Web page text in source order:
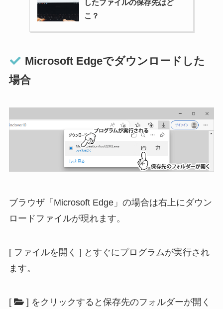
したファイルの保存先はど
こ？
Microsoft Edgeでダウンロードした
場合
ブラウザ「Microsoft Edge」の場合は右上にダウン
ロードファイルが現れます。
[ ファイルを開く ] とすぐにプログラムが実行され
ます。
[
] をクリックすると保存先のフォルダーが開く